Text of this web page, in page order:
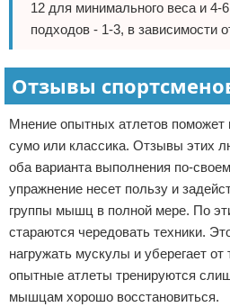
12 для минимального веса и 4-
подходов - 1-3, в зависимости
Отзывы
Мнение опытных атлетов поможет
сумо или классика. Отзывы этих
оба варианта выполнения по-
упражнение несет пользу и
группы мышц в полной мере. По
стараются чередовать техники.
нагружать мускулы и уберегает от
опытные атлеты тренируются
мышцам хорошо восстановиться.